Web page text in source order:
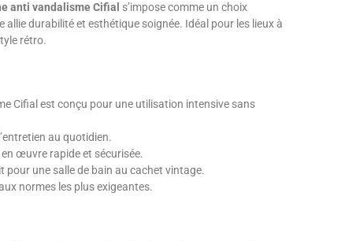
anti vandalisme Cifial s’impose comme un choix
durabilité et esthétique soignée. Idéal pour les lieux à
rétro.
Cifial est conçu pour une utilisation intensive sans
au quotidien.
œuvre rapide et sécurisée.
une salle de bain au cachet vintage.
normes les plus exigeantes.